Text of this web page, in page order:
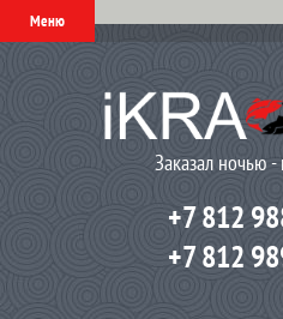
Меню
Заказал ночью
+7 812
+7 812